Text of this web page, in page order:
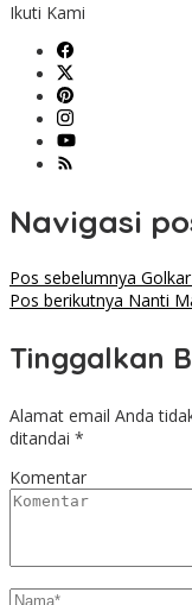
Ikuti Kami
Navigasi
Pos sebelumnya
Pos berikutnya Nanti
Tinggalkan
Alamat email Anda
ditandai *
Komentar